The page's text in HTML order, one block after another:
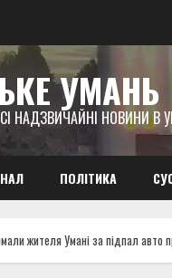
УМАНЬ
НАДЗВИЧАЙНІ НОВИНИ В
ПОЛІТИКА
жителя Умані за підпал авто